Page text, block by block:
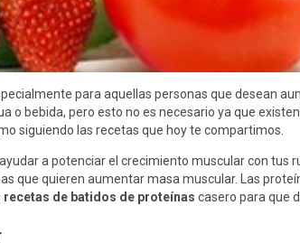
para aquellas personas que desean
o bebida, pero esto no es necesario ya que existen
siguiendo las recetas que hoy te compartimos.
a potenciar el crecimiento muscular con
que quieren aumentar masa muscular. Las
recetas de batidos de proteínas casero para que